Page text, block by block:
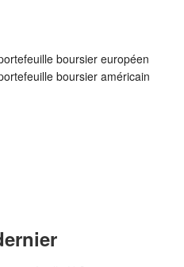
boursier européen
boursier américain